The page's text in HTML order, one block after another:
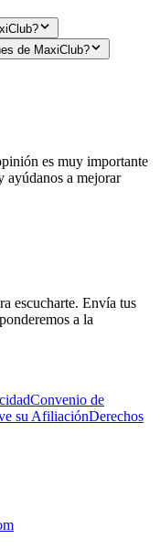
de MaxiClub?
es muy importante
ayúdanos a mejorar
escucharte. Envía tus
a la
Convenio de
su AfiliaciónDerechos